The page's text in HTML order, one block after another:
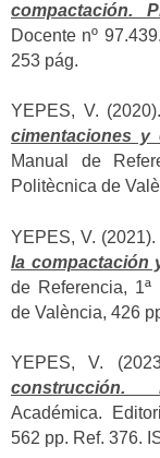
compactación.
Docente nº
253 pág.
YEPES, V. (2020).
cimentaciones y
Manual de
Politècnica de
YEPES, V. (2021).
la compactación
de Referencia,
de València, 426
YEPES, V.
construcción.
Académica.
562 pp. Ref. 376.